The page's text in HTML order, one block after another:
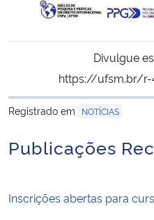
Divulgue
https://ufsm.br/r-
Registrado em
NOTÍCIAS
Publicações
Inscrições abertas para